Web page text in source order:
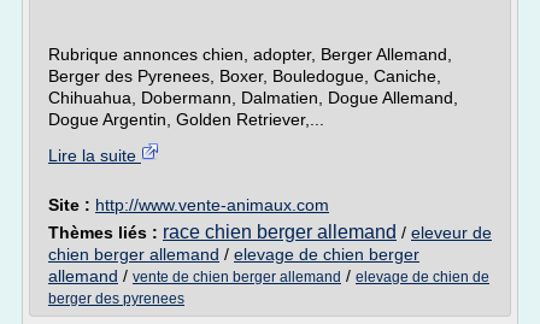
Rubrique annonces chien, adopter, Berger Allemand,
Berger des Pyrenees, Boxer, Bouledogue, Caniche,
Chihuahua, Dobermann, Dalmatien, Dogue Allemand,
Dogue Argentin, Golden Retriever,...
Lire la suite
Site : http://www.vente-animaux.com
Thèmes liés : race chien berger allemand / eleveur de
chien berger allemand / elevage de chien berger
allemand / vente de chien berger allemand / elevage de chien de
berger des pyrenees